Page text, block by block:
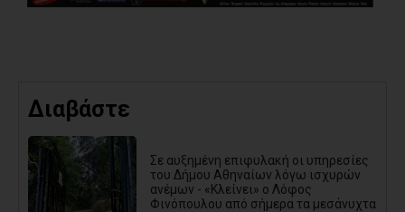
Διαβάστε
Σε αυξημένη επιφυλακή οι υπηρεσίες
του Δήμου Αθηναίων λόγω ισχυρών
ανέμων - «Κλείνει» ο Λόφος
Φινόπουλου από σήμερα τα μεσάνυχτα